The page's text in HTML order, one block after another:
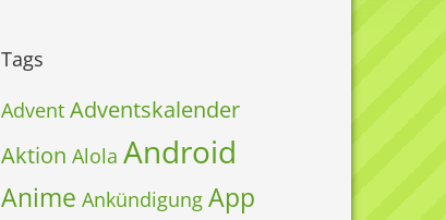
Tags
Advent Adventskalender
Aktion Alola Android
Anime Ankündigung App